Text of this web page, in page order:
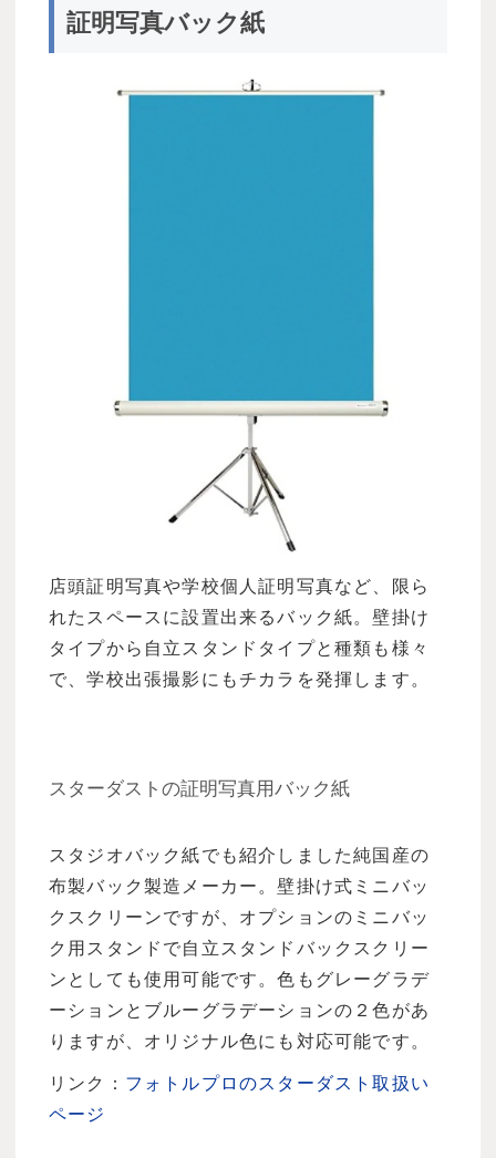
証明写真バック紙
店頭証明写真や学校個人証明写真など、限ら
れたスペースに設置出来るバック紙。壁掛け
タイプから自立スタンドタイプと種類も様々
で、学校出張撮影にもチカラを発揮します。
スターダストの証明写真用バック紙
スタジオバック紙でも紹介しました純国産の
布製バック製造メーカー。壁掛け式ミニバッ
クスクリーンですが、オプションのミニバッ
ク用スタンドで自立スタンドバックスクリー
ンとしても使用可能です。色もグレーグラデ
ーションとブルーグラデーションの２色があ
りますが、オリジナル色にも対応可能です。
リンク： フォトルプロのスターダスト取扱い
ページ